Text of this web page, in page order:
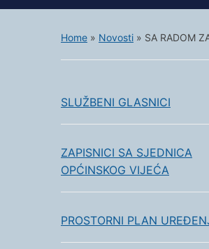
Home » Novosti » SA RADOM
SLUŽBENI GLASNICI
ZAPISNICI SA SJEDNICA
OPĆINSKOG VIJEĆA
PROSTORNI PLAN